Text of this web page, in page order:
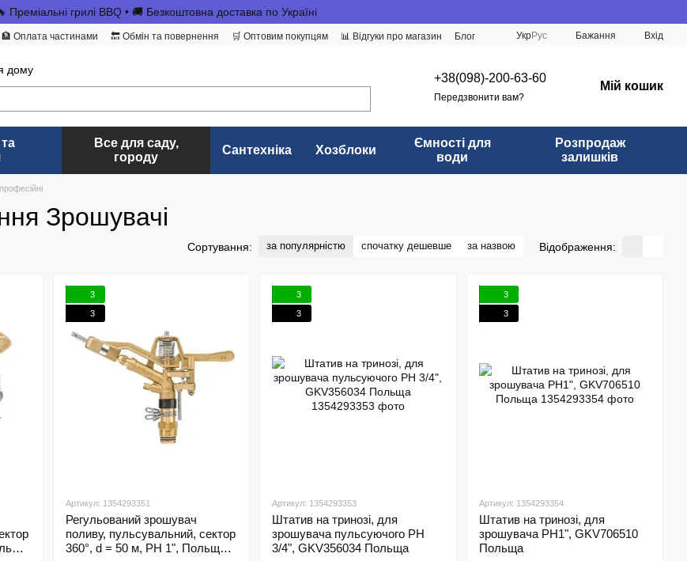
Преміальні грилі BBQ • 🚚 Безкоштовна доставка по Україні
🏦 Оплата частинами 🔙 Обмін та повернення 🛒 Оптовим покупцям 📊 Відгуки про магазин
Блог
УкрРус Бажання Вхід
дому
+38(098)-200-63-60
Передзвонити вам?
Мій кошик
Все для саду,
городу
Сантехніка Хозблоки
Ємності для
води
Розпродаж
залишків
Зрошувачі
Сортування: за популярністю спочатку дешевше за назвою Відображення:
3
3
Артикул: 1354293351
Регульований зрошувач
поливу, пульсувальний, сектор
360°, d = 50 м, РН 1", Польща
3
3
Артикул: 1354293353
Штатив на тринозі, для
зрошувача пульсуючого РН
3/4", GKV356034 Польща
3
3
Артикул: 1354293354
Штатив на тринозі, для
зрошувача РН1", GKV706510
Польща